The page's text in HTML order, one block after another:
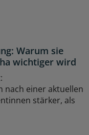
Warum sie
wichtiger wird
nach einer aktuellen
stärker, als